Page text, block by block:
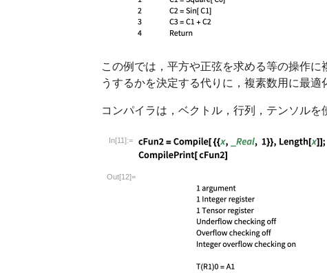
この例では，平方や正弦を求める等の操作
うするかを決定する代りに，複素数用に最
コンパイラは，ベクトル，行列，テンソル
In[11]:=
Wolfram Language code:
Out[12]=